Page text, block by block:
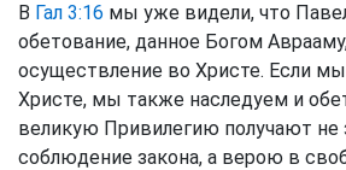
В Гал 3:16 мы уже видели, что
обетование, данное Богом
осуществление во Христе. Если
Христе, мы также наследуем и
великую Привилегию получают не
соблюдение закона, а верою в